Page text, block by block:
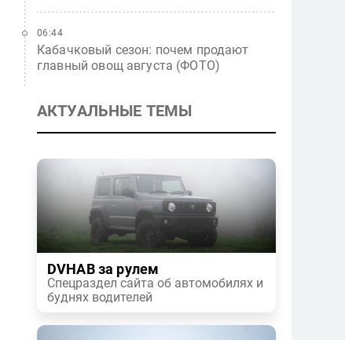
Кабачковый сезон: почем продают
главный овощ августа (ФОТО)
06:44
АКТУАЛЬНЫЕ ТЕМЫ
DVHAB за рулем
Спецраздел сайта об автомобилях и
буднях водителей